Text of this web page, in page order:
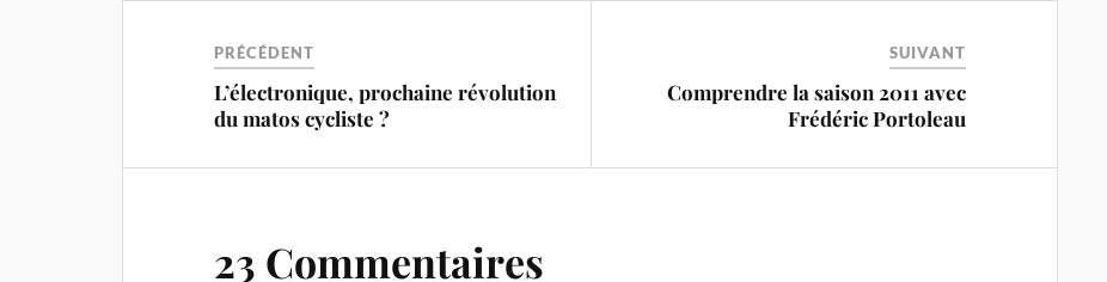
PRÉCÉDENT
L’électronique, prochaine révolution
du matos cycliste ?
SUIVANT
Comprendre la saison 2011 avec
Frédéric Portoleau
23 Commentaires